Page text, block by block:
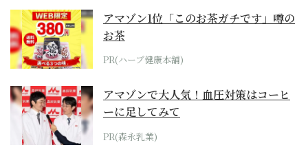
アマゾン1位「このお茶ガチです」噂の
お茶
PR(ハーブ健康本舗)
アマゾンで大人気！血圧対策はコーヒ
ーに足してみて
PR(森永乳業)